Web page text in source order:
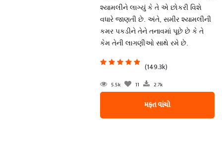
શ્યામલીને લાગ્યું કે તે એ છોકરી વિશે
વધારે જાણતી છે. અંતે, સમીર શ્યામલીની
કમર પકડીને તેને તનાવમાં પૂછે છે કે તે
કેમ તેની લાગણીઓ સાથે રમે છે.
(149.3k)
5.5k 11 2.7k
મફત વાંચો